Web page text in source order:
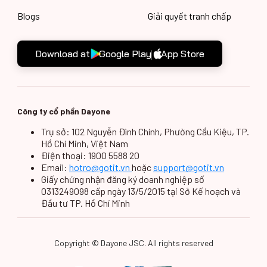
Định
(Quảng Nam)
Thửa đất số 1491 (Lô
C1), Tờ bản đồ số 06,
Khu dân cư, thương
Nhị, Phường Điện An,
go! Tam Kỳ (Quảng
Nam)
Số 01, Đường Phan
Tam Kỳ, Tỉnh Quảng
Nam
Gò Dầu, Tỉnh Tây Ninh
Blogs Giải quyết tranh chấp
Download at Google Play App Store
Công ty cổ phần Dayone
Trụ sở: 102 Nguyễn Đình Chính, Phường Cầu Kiệu, TP.
Hồ Chí Minh, Việt Nam
Điện thoại: 1900 5588 20
Email: hotro@gotit.vn hoặc support@gotit.vn
Giấy chứng nhận đăng ký doanh nghiệp số
0313249098 cấp ngày 13/5/2015 tại Sở Kế hoạch và
Đầu tư TP. Hồ Chí Minh
Copyright © Dayone JSC. All rights reserved